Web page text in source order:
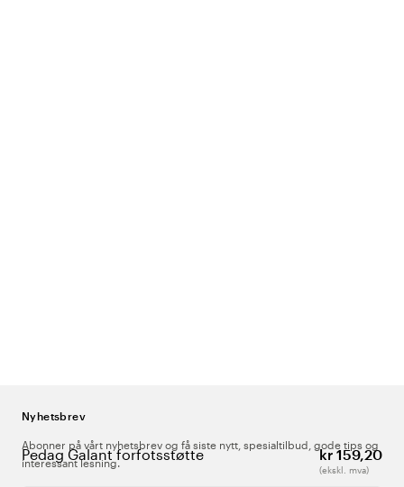
Pedag Galant forfotsstøtte kr 159,20
(ekskl. mva)
Nyhetsbrev
Abonner på vårt nyhetsbrev og få siste nytt, spesialtilbud, gode tips og
interessant lesning.